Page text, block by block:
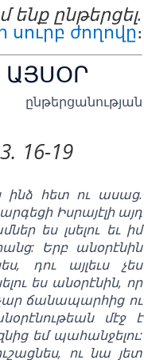
ենք ընթերցել.
սուրբ ժողովը։
ԱՅՍՕՐ
16-19
ինձ հետ ու ասաց.
Իսրայէլի այդ
ես լսելու եւ իմ
Երբ անօրէնին
դու այլեւս չես
ես անօրէնին, որ
ճանապարհից ու
մէջ է
եմ պահանջելու:
ու նա յետ